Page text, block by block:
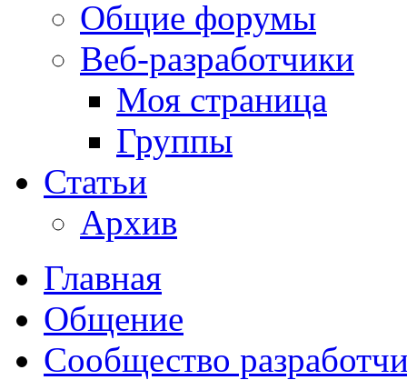
Общие форумы
Веб-разработчики
Моя страница
Группы
Статьи
Архив
Главная
Общение
Сообщество